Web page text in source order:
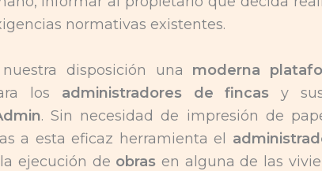
normativas existentes.
disposición una moderna
los administradores de fincas y
. Sin necesidad de impresión de
a esta eficaz herramienta el
ejecución de obras en alguna de las